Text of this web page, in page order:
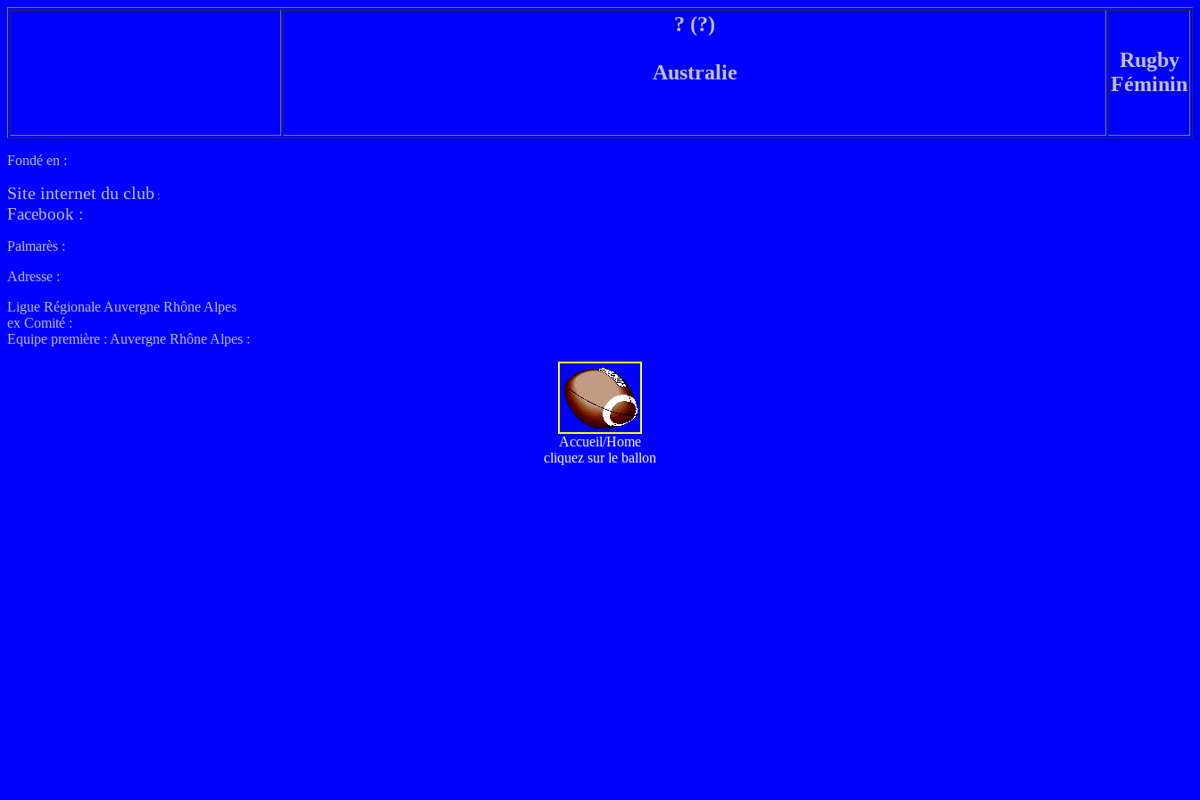
? (?)
Australie
Rugby
Féminin
Fondé en :
Site internet du club :
Facebook :
Palmarès :
Adresse :
Ligue Régionale Auvergne Rhône Alpes
ex Comité :
Equipe première : Auvergne Rhône Alpes :
Accueil/Home
cliquez sur le ballon